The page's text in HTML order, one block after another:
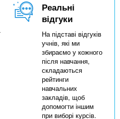
Реальні
відгуки
На підставі відгуків
учнів, які ми
збираємо у кожного
після навчання,
складаються
рейтинги
навчальних
закладів, щоб
допомогти іншим
при виборі курсів.